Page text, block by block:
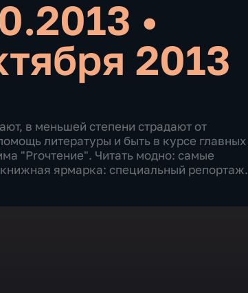
•
2013
в меньшей степени страдают от
литературы и быть в курсе главных
"Proчтение". Читать модно: самые
ярмарка: специальный репортаж.